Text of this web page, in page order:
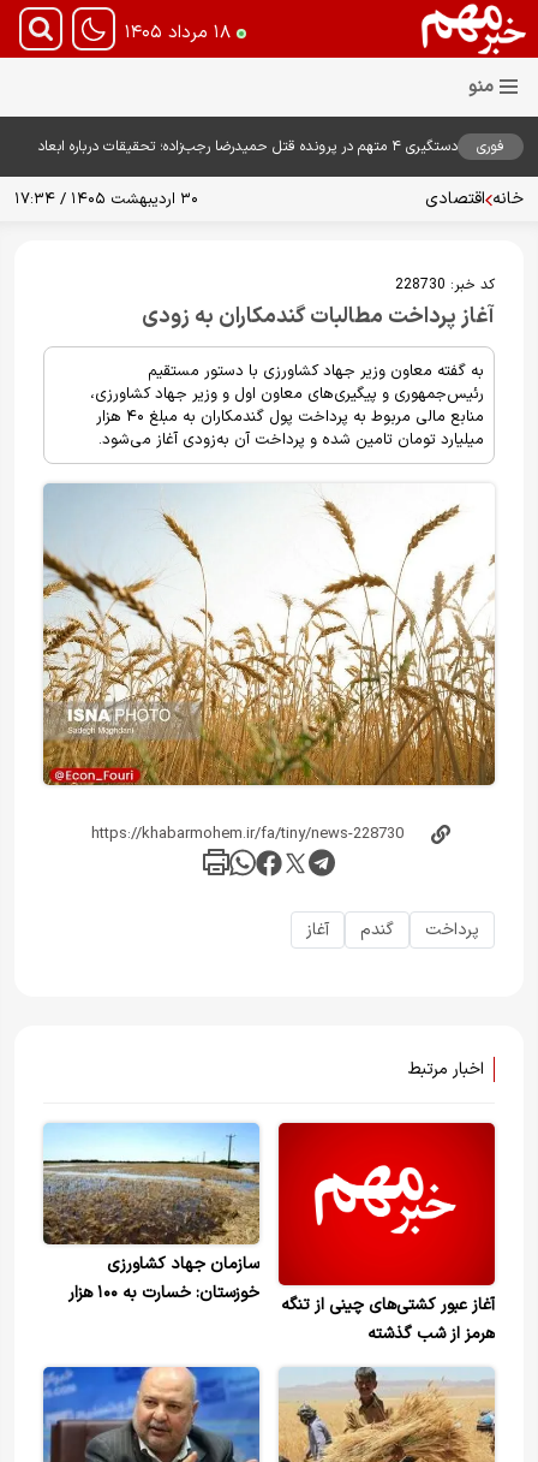
۱۸ مرداد ۱۴۰۵
فوری
دستگیری ۴ متهم در پرونده قتل حمیدرضا رجب‌زاده؛ تحقیقات درباره ابعاد
خانه اقتصادی ۳۰ اردیبهشت ۱۴۰۵ / ۱۷:۳۴
کد خبر: 228730
آغاز پرداخت مطالبات گندمکاران به زودی
به گفته معاون وزیر جهاد کشاورزی با دستور مستقیم
رئیس‌جمهوری و پیگیری‌های معاون اول و وزیر جهاد کشاورزی،
منابع مالی مربوط به پرداخت پول گندمکاران به مبلغ ۴۰ هزار
میلیارد تومان تامین شده و پرداخت آن به‌زودی آغاز می‌شود.
پرداخت گندم آغاز
اخبار مرتبط
آغاز عبور کشتی‌های چینی از تنگه
هرمز از شب گذشته
سازمان جهاد کشاورزی
خوزستان: خسارت به ۱۰۰ هزار